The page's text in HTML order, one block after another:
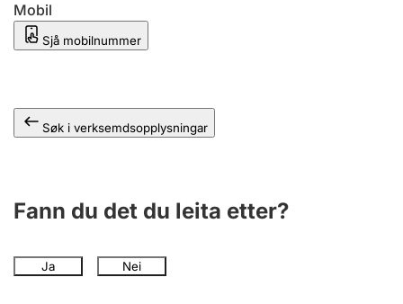
Mobil
Sjå mobilnummer
Søk i verksemdsopplysningar
Fann du det du leita etter?
Ja Nei